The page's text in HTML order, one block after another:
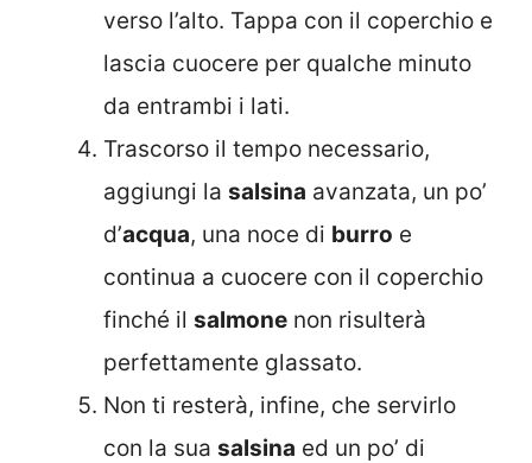
verso l’alto. Tappa con il coperchio e
lascia cuocere per qualche minuto
da entrambi i lati.
Trascorso il tempo necessario,
aggiungi la salsina avanzata, un po’
d’acqua, una noce di burro e
continua a cuocere con il coperchio
finché il salmone non risulterà
perfettamente glassato.
Non ti resterà, infine, che servirlo
con la sua salsina ed un po’ di